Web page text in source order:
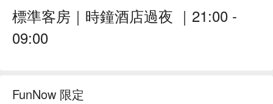
標準客房｜時鐘酒店過夜 ｜21:00 -
09:00
FunNow 限定